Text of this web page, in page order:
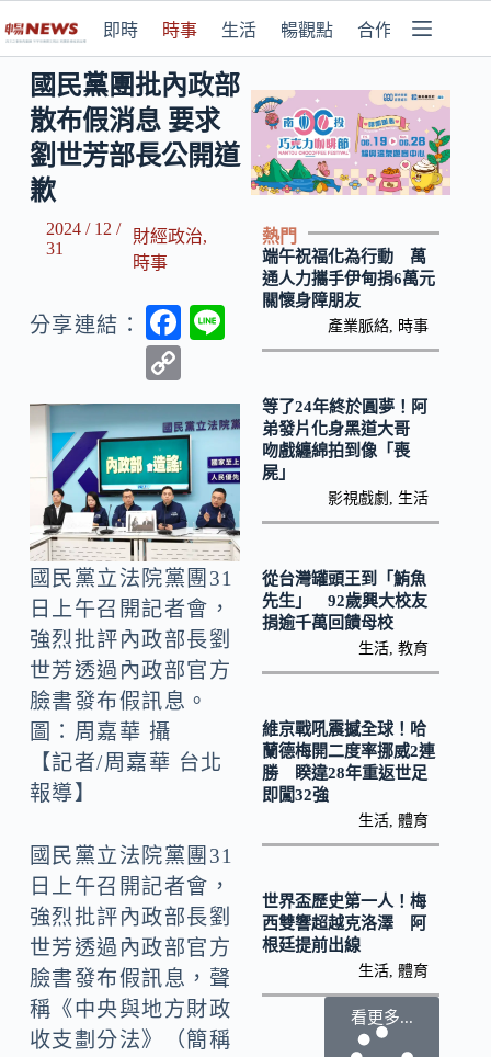
即時 時事 生活 暢觀點 合作媒體
國民黨團批內政部
散布假消息 要求
劉世芳部長公開道
歉
2024 / 12 /
31
財經政治,
時事
分享連結：
F
b
o
o
k
o
p
y
Li
n
k
國民黨立法院黨團31
日上午召開記者會，
強烈批評內政部長劉
世芳透過內政部官方
臉書發布假訊息。
圖：周嘉華 攝
【記者/周嘉華 台北
報導】
國民黨立法院黨團31
日上午召開記者會，
強烈批評內政部長劉
世芳透過內政部官方
臉書發布假訊息，聲
稱《中央與地方財政
收支劃分法》（簡稱
熱門
端午祝福化為行動 萬
通人力攜手伊甸捐6萬元
關懷身障朋友
產業脈絡 時事
等了24年終於圓夢！阿
弟發片化身黑道大哥
吻戲纏綿拍到像「喪
屍」
影視戲劇 生活
從台灣罐頭王到「鮪魚
先生」 92歲興大校友
捐逾千萬回饋母校
生活 ,教育
維京戰吼震撼全球！哈
蘭德梅開二度率挪威2連
勝 睽違28年重返世足
即闖32強
生活 ,體育
世界盃歷史第一人！梅
西雙響超越克洛澤 阿
根廷提前出線
生活 ,體育
看更多...